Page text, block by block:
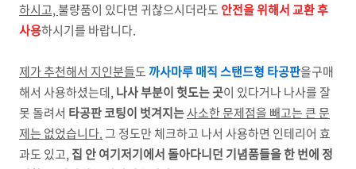
하시고,불량품이 있다면 귀찮으시더라도 안전을 위해서 교환 후
사용하시기를 바랍니다.
제가 추천해서 지인분들도까사마루 매직 스탠드형 타공판을구매
해서 사용하셨는데, 나사 부분이 헛도는 곳이 있다거나 나사를 잘
못 돌려서 타공판 코팅이 벗겨지는사소한 문제점을 빼고는 큰 문
제는 없었습니다. 그 정도만 체크하고 나서 사용하면 인테리어 효
과도 있고, 집 안 여기저기에서 돌아다니던 기념품들을 한 번에 정